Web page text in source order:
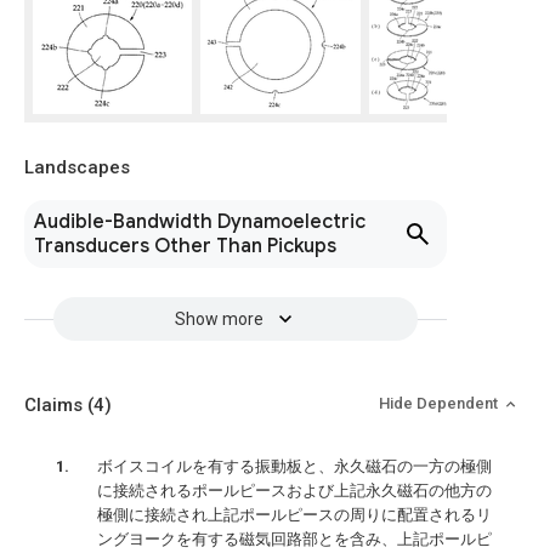
Landscapes
Audible-Bandwidth Dynamoelectric
Transducers Other Than Pickups
Show more
Claims (4) Hide Dependent
ボイスコイルを有する振動板と、永久磁石の一方の極側
に接続されるポールピースおよび上記永久磁石の他方の
極側に接続され上記ポールピースの周りに配置されるリ
ングヨークを有する磁気回路部とを含み、上記ポールピ